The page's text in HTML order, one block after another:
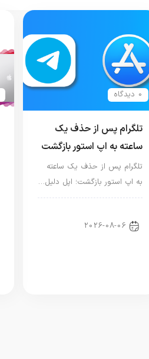
0 دیدگاه
تلگرام پس از حذف یک
ساعته به اپ استور بازگشت
تلگرام پس از حذف یک ساعته
به اپ استور بازگشت؛ اپل دلیل…
2026-08-06